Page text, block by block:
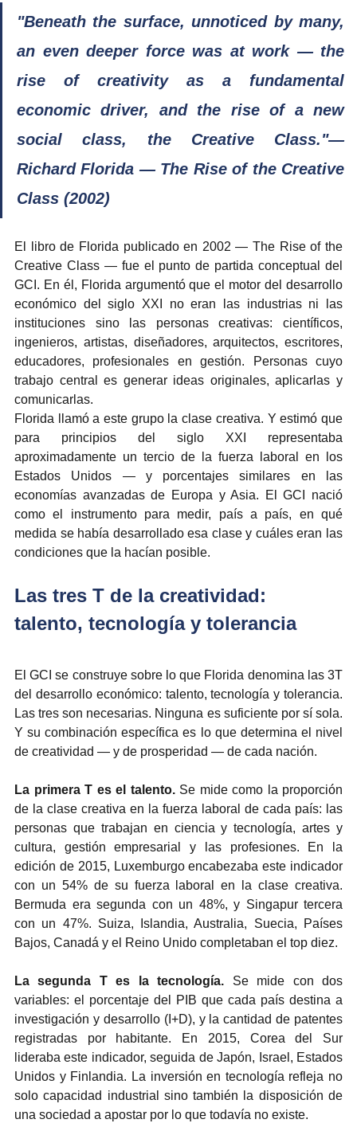
"Beneath the surface, unnoticed by many,
an even deeper force was at work — the
rise of creativity as a fundamental
economic driver, and the rise of a new
social class, the Creative Class."—
Richard Florida — The Rise of the Creative
Class (2002)
El libro de Florida publicado en 2002 — The Rise of the
Creative Class — fue el punto de partida conceptual del
GCI. En él, Florida argumentó que el motor del desarrollo
económico del siglo XXI no eran las industrias ni las
instituciones sino las personas creativas: científicos,
ingenieros, artistas, diseñadores, arquitectos, escritores,
educadores, profesionales en gestión. Personas cuyo
trabajo central es generar ideas originales, aplicarlas y
comunicarlas.
Florida llamó a este grupo la clase creativa. Y estimó que
para principios del siglo XXI representaba
aproximadamente un tercio de la fuerza laboral en los
Estados Unidos — y porcentajes similares en las
economías avanzadas de Europa y Asia. El GCI nació
como el instrumento para medir, país a país, en qué
medida se había desarrollado esa clase y cuáles eran las
condiciones que la hacían posible.
Las tres T de la creatividad:
talento, tecnología y tolerancia
El GCI se construye sobre lo que Florida denomina las 3T
del desarrollo económico: talento, tecnología y tolerancia.
Las tres son necesarias. Ninguna es suficiente por sí sola.
Y su combinación específica es lo que determina el nivel
de creatividad — y de prosperidad — de cada nación.
La primera T es el talento. Se mide como la proporción
de la clase creativa en la fuerza laboral de cada país: las
personas que trabajan en ciencia y tecnología, artes y
cultura, gestión empresarial y las profesiones. En la
edición de 2015, Luxemburgo encabezaba este indicador
con un 54% de su fuerza laboral en la clase creativa.
Bermuda era segunda con un 48%, y Singapur tercera
con un 47%. Suiza, Islandia, Australia, Suecia, Países
Bajos, Canadá y el Reino Unido completaban el top diez.
La segunda T es la tecnología. Se mide con dos
variables: el porcentaje del PIB que cada país destina a
investigación y desarrollo (I+D), y la cantidad de patentes
registradas por habitante. En 2015, Corea del Sur
lideraba este indicador, seguida de Japón, Israel, Estados
Unidos y Finlandia. La inversión en tecnología refleja no
solo capacidad industrial sino también la disposición de
una sociedad a apostar por lo que todavía no existe.